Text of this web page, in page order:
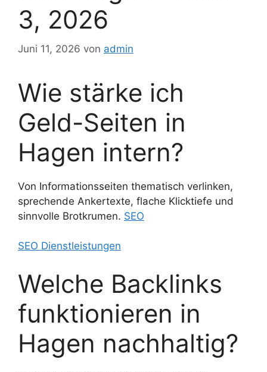
3, 2026
Juni 11, 2026 von admin
Wie stärke ich
Geld-Seiten in
Hagen intern?
Von Informationsseiten thematisch verlinken,
sprechende Ankertexte, flache Klicktiefe und
sinnvolle Brotkrumen. SEO
SEO Dienstleistungen
Welche Backlinks
funktionieren in
Hagen nachhaltig?